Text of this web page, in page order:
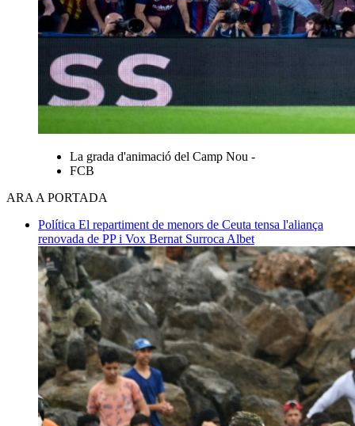
La grada d'animació del Camp Nou -
FCB
ARA A PORTADA
Política El repartiment de menors de Ceuta tensa l'aliança
renovada de PP i Vox Bernat Surroca Albet